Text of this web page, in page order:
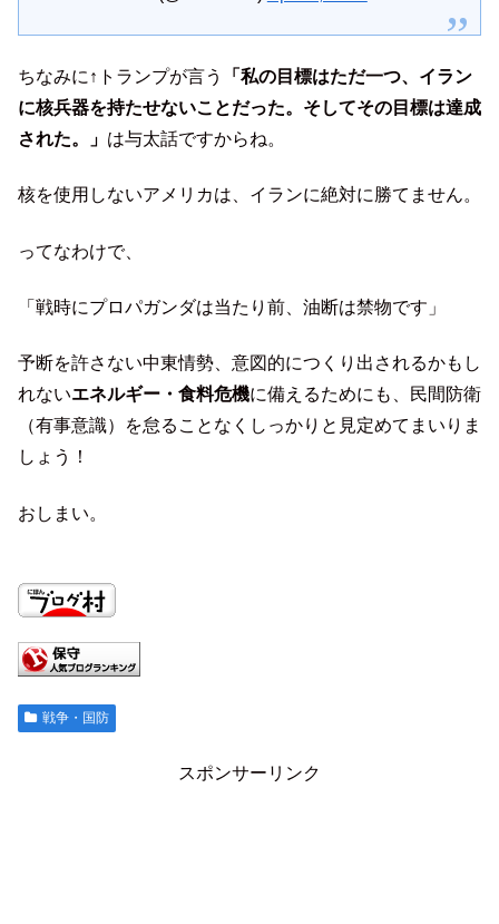
ちなみに↑トランプが言う
「私の目標はただ一つ、イラン
に核兵器を持たせないことだった。そしてその目標は達成
された。」 は与太話ですからね。
核を使用しないアメリカは、イランに絶対に勝てません。
ってなわけで、
「戦時にプロパガンダは当たり前、油断は禁物です」
予断を許さない中東情勢、意図的につくり出されるかもし
れないエネルギー・食料危機に備えるためにも、民間防衛
（有事意識）を怠ることなくしっかりと見定めてまいりま
しょう！
おしまい。
戦争・国防
スポンサーリンク